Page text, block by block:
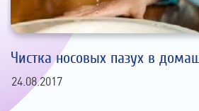
Чистка носовых пазух в
24.08.2017